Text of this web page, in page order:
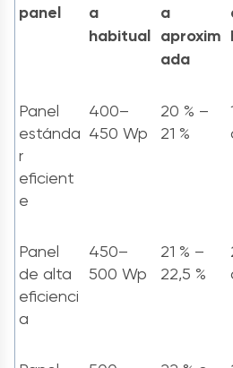
panel
a
habitual
a
aproxim
ada
Panel
estánda
r
eficient
e
400–
450 Wp
20 % –
21 %
Panel
de alta
eficienci
a
450–
500 Wp
21 % –
22,5 %